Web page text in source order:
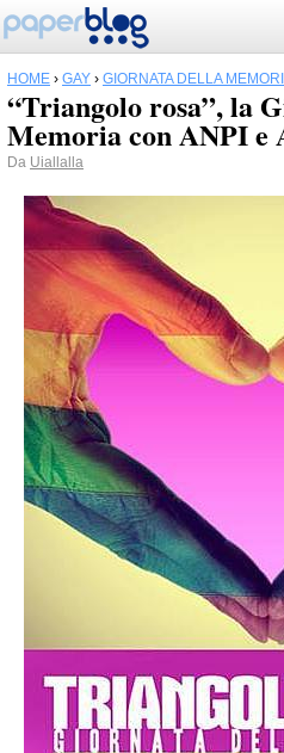
HOME › GAY › GIORNATA DELLA
“Triangolo rosa”, la
Memoria con ANPI e
Da Uiallalla